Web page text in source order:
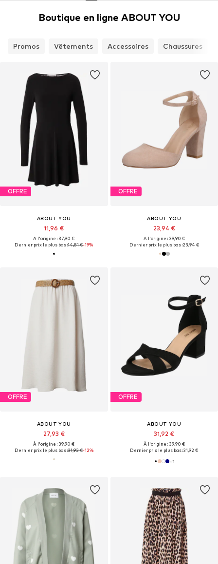
Boutique en ligne ABOUT YOU
Promos Vêtements Accessoires Chaussures
OFFRE
ABOUT YOU
11,96 €
À l'origine : 37,90 €
Dernier prix le plus bas :14,81 €-19%
OFFRE
ABOUT YOU
23,94 €
À l'origine : 39,90 €
Dernier prix le plus bas :23,94 €
OFFRE
ABOUT YOU
27,93 €
À l'origine : 39,90 €
Dernier prix le plus bas :31,92 €-12%
OFFRE
ABOUT YOU
31,92 €
À l'origine : 39,90 €
Dernier prix le plus bas :31,92 €
+1